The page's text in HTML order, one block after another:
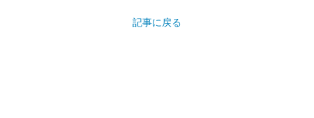
記事に戻る